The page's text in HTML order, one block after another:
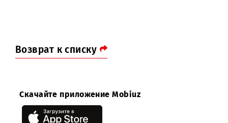
Возврат к списку